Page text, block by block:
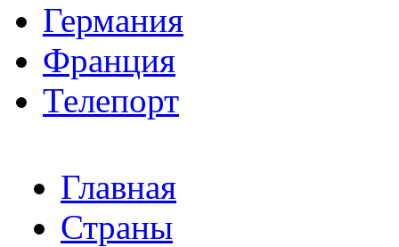
Германия
Франция
Телепорт
Главная
Страны